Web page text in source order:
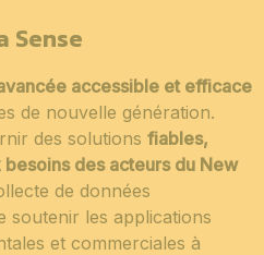
Sense
accessible et efficace
de nouvelle génération.
des solutions fiables,
des acteurs du New
de données
soutenir les applications
et commerciales à